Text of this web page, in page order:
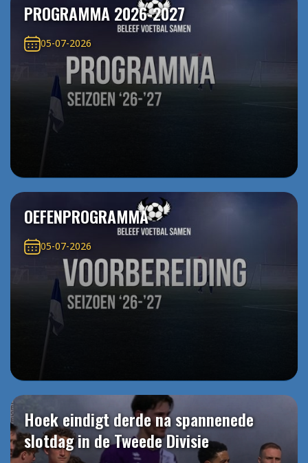
PROGRAMMA 2026-2027
05-07-2026
OEFENPROGRAMMA
05-07-2026
Hoek eindigt derde na spannenede
slotdag in de Tweede Divisie